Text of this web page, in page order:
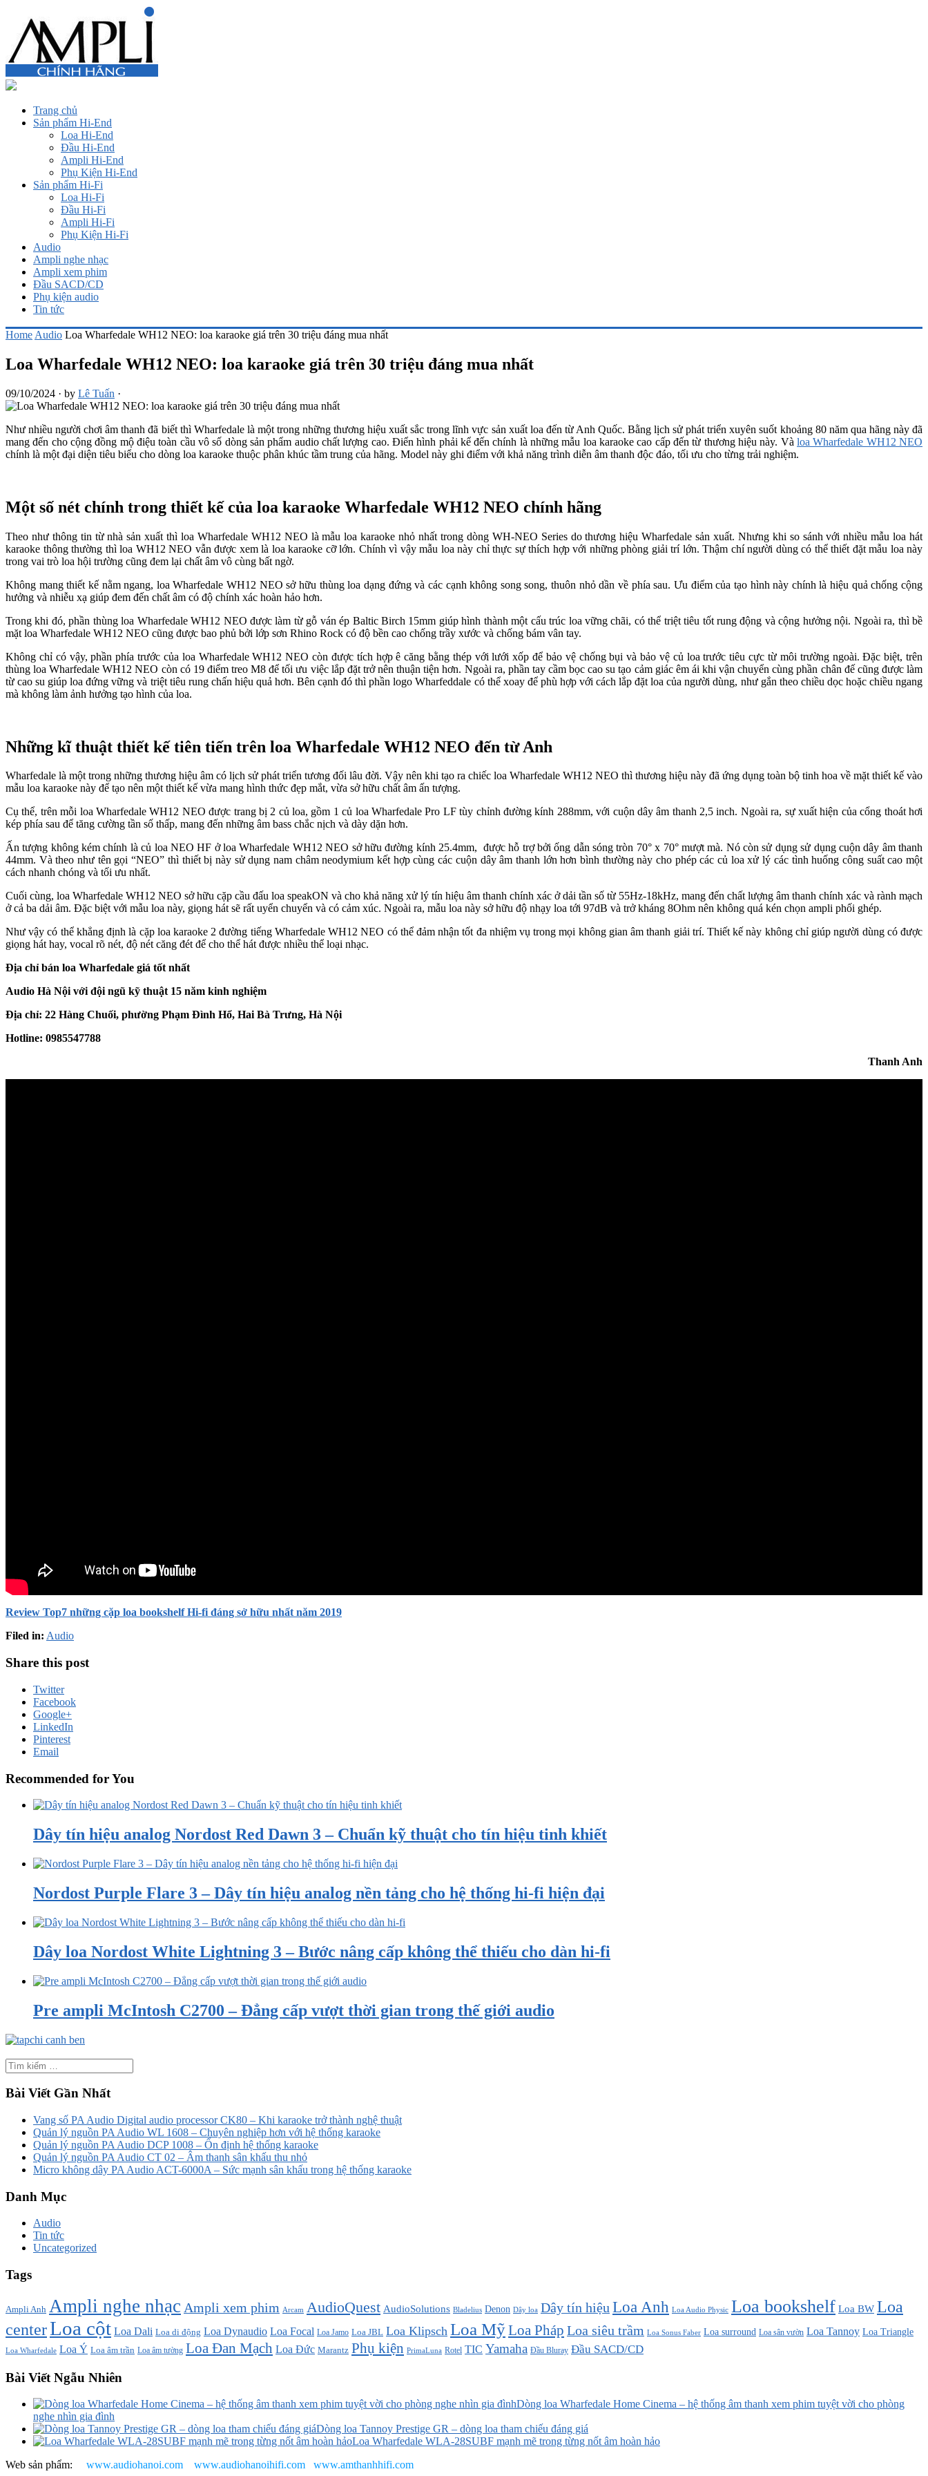
Trang chủ
Sản phẩm Hi-End
Loa Hi-End
Đầu Hi-End
Ampli Hi-End
Phụ Kiện Hi-End
Sản phẩm Hi-Fi
Loa Hi-Fi
Đầu Hi-Fi
Ampli Hi-Fi
Phụ Kiện Hi-Fi
Audio
Ampli nghe nhạc
Ampli xem phim
Đầu SACD/CD
Phụ kiện audio
Tin tức
Home Audio Loa Wharfedale WH12 NEO: loa karaoke giá trên 30 triệu đáng mua nhất
Loa Wharfedale WH12 NEO: loa karaoke giá trên 30 triệu đáng mua nhất
09/10/2024 · by Lê Tuấn ·
Như nhiều người chơi âm thanh đã biết thì Wharfedale là một trong những thương hiệu xuất sắc trong lĩnh vực sản xuất loa đến từ Anh Quốc. Bằng lịch sử phát triển xuyên suốt khoảng 80 năm qua hãng này đã
mang đến cho cộng đồng mộ điệu toàn cầu vô số dòng sản phẩm audio chất lượng cao. Điển hình phải kể đến chính là những mẫu loa karaoke cao cấp đến từ thương hiệu này. Vàloa Wharfedale WH12 NEO
chính là một đại diện tiêu biểu cho dòng loa karaoke thuộc phân khúc tầm trung của hãng. Model này ghi điểm với khả năng trình diễn âm thanh độc đáo, tối ưu cho từng trải nghiệm.
Một số nét chính trong thiết kế của loa karaoke Wharfedale WH12 NEO chính hãng
Theo như thông tin từ nhà sản xuất thì loa Wharfedale WH12 NEO là mẫu loa karaoke nhỏ nhất trong dòng WH-NEO Series do thương hiệu Wharfedale sản xuất. Nhưng khi so sánh với nhiều mẫu loa hát
karaoke thông thường thì loa WH12 NEO vẫn được xem là loa karaoke cỡ lớn. Chính vì vậy mẫu loa này chỉ thực sự thích hợp với những phòng giải trí lớn. Thậm chí người dùng có thể thiết đặt mẫu loa này
trong vai trò loa hội trường cũng đem lại chất âm vô cùng bất ngờ.
Không mang thiết kế nằm ngang, loa Wharfedale WH12 NEO sở hữu thùng loa dạng đứng và các cạnh không song song, thuôn nhỏ dần về phía sau. Ưu điểm của tạo hình này chính là hiệu quả chống cộng
hưởng và nhiễu xạ giúp đem đến chất âm có độ chính xác hoàn hảo hơn.
Trong khi đó, phần thùng loa Wharfedale WH12 NEO được làm từ gỗ ván ép Baltic Birch 15mm giúp hình thành một cấu trúc loa vững chãi, có thể triệt tiêu tốt rung động và cộng hưởng nội. Ngoài ra, thì bề
mặt loa Wharfedale WH12 NEO cũng được bao phủ bởi lớp sơn Rhino Rock có độ bền cao chống trầy xước và chống bám vân tay.
Không chỉ có vậy, phần phía trước của loa Wharfedale WH12 NEO còn được tích hợp ê căng bằng thép với lưới xốp để bảo vệ chống bụi và bảo vệ củ loa trước tiêu cực từ môi trường ngoài. Đặc biệt, trên
thùng loa Wharfedale WH12 NEO còn có 19 điểm treo M8 để tối ưu việc lắp đặt trở nên thuận tiện hơn. Ngoài ra, phần tay cầm bọc cao su tạo cảm giác êm ái khi vận chuyển cùng phần chân đế cũng được làm
từ cao su giúp loa đứng vững và triệt tiêu rung chấn hiệu quả hơn. Bên cạnh đó thì phần logo Wharfeddale có thể xoay để phù hợp với cách lắp đặt loa của người dùng, như gắn theo chiều dọc hoặc chiều ngang
mà không làm ảnh hưởng tạo hình của loa.
Những kĩ thuật thiết kế tiên tiến trên loa Wharfedale WH12 NEO đến từ Anh
Wharfedale là một trong những thương hiệu âm có lịch sử phát triển tương đối lâu đời. Vậy nên khi tạo ra chiếc loa Wharfedale WH12 NEO thì thương hiệu này đã ứng dụng toàn bộ tinh hoa về mặt thiết kế vào
mẫu loa karaoke này để tạo nên một thiết kế vừa mang hình thức đẹp mắt, vừa sở hữu chất âm ấn tượng.
Cụ thể, trên mỗi loa Wharfedale WH12 NEO được trang bị 2 củ loa, gồm 1 củ loa Wharfedale Pro LF tùy chỉnh đường kính 288mm, với cuộn dây âm thanh 2,5 inch. Ngoài ra, sự xuất hiện của cổng thoát hơi
kép phía sau để tăng cường tần số thấp, mang đến những âm bass chắc nịch và dày dặn hơn.
Ấn tượng không kém chính là củ loa NEO HF ở loa Wharfedale WH12 NEO sở hữu đường kính 25.4mm, được hỗ trợ bởi ống dẫn sóng tròn 70° x 70° mượt mà. Nó còn sử dụng sử dụng cuộn dây âm thanh
44mm. Và theo như tên gọi “NEO” thì thiết bị này sử dụng nam châm neodymium kết hợp cùng các cuộn dây âm thanh lớn hơn bình thường này cho phép các củ loa xử lý các tình huống công suất cao một
cách nhanh chóng và tối ưu nhất.
Cuối cùng, loa Wharfedale WH12 NEO sở hữu cặp cầu đấu loa speakON và cho khả năng xử lý tín hiệu âm thanh chính xác ở dải tần số từ 55Hz-18kHz, mang đến chất lượng âm thanh chính xác và rành mạch
ở cả ba dải âm. Đặc biệt với mẫu loa này, giọng hát sẽ rất uyển chuyển và có cảm xúc. Ngoài ra, mẫu loa này sở hữu độ nhạy loa tới 97dB và trở kháng 8Ohm nên không quá kén chọn ampli phối ghép.
Như vậy có thể khẳng định là cặp loa karaoke 2 đường tiếng Wharfedale WH12 NEO có thể đảm nhận tốt đa nhiệm vụ trong mọi không gian âm thanh giải trí. Thiết kế này không chỉ giúp người dùng có được
giọng hát hay, vocal rõ nét, độ nét căng đét để cho thể hát được nhiều thể loại nhạc.
Địa chỉ bán loa Wharfedale giá tốt nhất
Audio Hà Nội với đội ngũ kỹ thuật 15 năm kinh nghiệm
Địa chỉ: 22 Hàng Chuối, phường Phạm Đình Hổ, Hai Bà Trưng, Hà Nội
Hotline: 0985547788
Thanh Anh
Review Top7 những cặp loa bookshelf Hi-fi đáng sở hữu nhất năm 2019
Filed in: Audio
Share this post
Twitter
Facebook
Google+
LinkedIn
Pinterest
Email
Recommended for You
Dây tín hiệu analog Nordost Red Dawn 3 – Chuẩn kỹ thuật cho tín hiệu tinh khiết
Nordost Purple Flare 3 – Dây tín hiệu analog nền tảng cho hệ thống hi-fi hiện đại
Dây loa Nordost White Lightning 3 – Bước nâng cấp không thể thiếu cho dàn hi-fi
Pre ampli McIntosh C2700 – Đẳng cấp vượt thời gian trong thế giới audio
Bài Viết Gần Nhất
Vang số PA Audio Digital audio processor CK80 – Khi karaoke trở thành nghệ thuật
Quản lý nguồn PA Audio WL 1608 – Chuyên nghiệp hơn với hệ thống karaoke
Quản lý nguồn PA Audio DCP 1008 – Ổn định hệ thống karaoke
Quản lý nguồn PA Audio CT 02 – Âm thanh sân khấu thu nhỏ
Micro không dây PA Audio ACT-6000A – Sức mạnh sân khấu trong hệ thống karaoke
Danh Mục
Audio
Tin tức
Uncategorized
Tags
Ampli Anh Ampli nghe nhạc Ampli xem phim Arcam AudioQuest AudioSolutions Bladelius Denon Dây loa Dây tín hiệu Loa Anh Loa Audio Physic Loa bookshelf Loa BW Loa
centerLoa cột Loa Dali Loa di động Loa Dynaudio Loa Focal Loa Jamo Loa JBL Loa Klipsch Loa MỹLoa Pháp Loa siêu trầm Loa Sonus Faber Loa surround Loa sân vườn Loa Tannoy Loa Triangle
Loa Wharfedale Loa Ý Loa âm trần Loa âm tường Loa Đan Mạch Loa Đức Marantz Phụ kiện PrimaLuna Rotel TIC Yamaha Đầu Bluray Đầu SACD/CD
Bài Viết Ngẫu Nhiên
Dòng loa Wharfedale Home Cinema – hệ thống âm thanh xem phim tuyệt vời cho phòng
nghe nhìn gia đình
Dòng loa Tannoy Prestige GR – dòng loa tham chiếu đáng giá
Loa Wharfedale WLA-28SUBF mạnh mẽ trong từng nốt âm hoàn hảo
Web sản phẩm: www.audiohanoi.com www.audiohanoihifi.com www.amthanhhifi.com